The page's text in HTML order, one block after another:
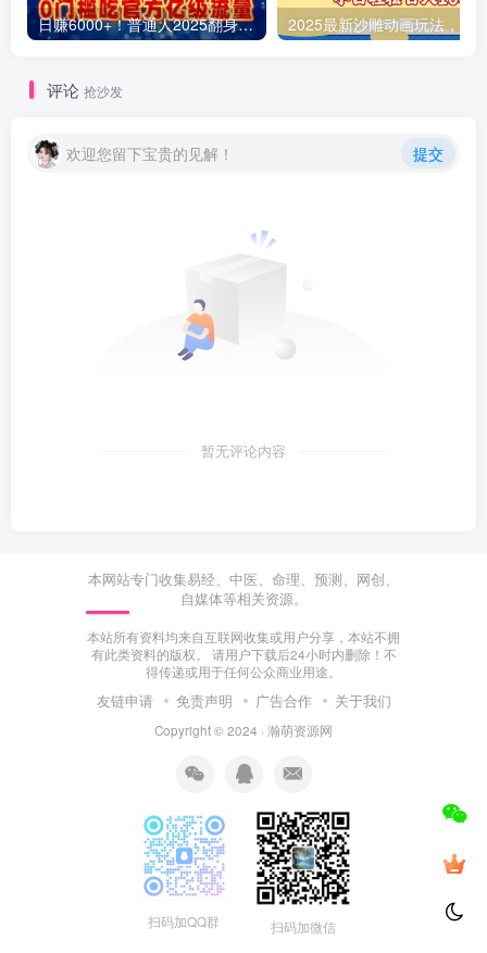
日赚6000+！普通人2025翻身必做项目，抖音Ai无人直播躺赚新风口，0门槛吃官方亿级流量
评论 抢沙发
欢迎您留下宝贵的见解！ 提交
暂无评论内容
本网站专门收集易经、中医、命理、预测、网创、
自媒体等相关资源。
本站所有资料均来自互联网收集或用户分享，本站不拥
有此类资料的版权。 请用户下载后24小时内删除！不
得传递或用于任何公众商业用途。
友链申请 免责声明 广告合作 关于我们
Copyright © 2024 · 瀚萌资源网
扫码加QQ群 扫码加微信